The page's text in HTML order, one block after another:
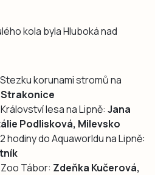
kola byla Hluboká nad
korunami stromů na
lesa na Lipně: Jana
Podlisková, Milevsko
hodiny do Aquaworldu na Lipně:
Tábor: Zdeňka Kučerová,